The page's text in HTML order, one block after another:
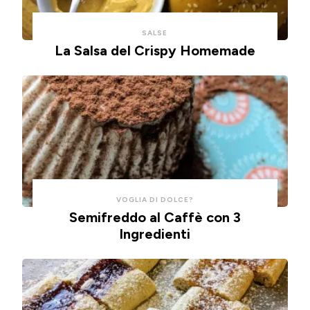
con
un
cucchiaio
per
risparmiare
tempo
e
pulizie.
alla
ricotta,
cotte
in
friggitrice
ad
aria.
SALSE
La Salsa del Crispy Homemade
VOGLIA DI DOLCE?
Semifreddo al Caffè con 3
Ingredienti